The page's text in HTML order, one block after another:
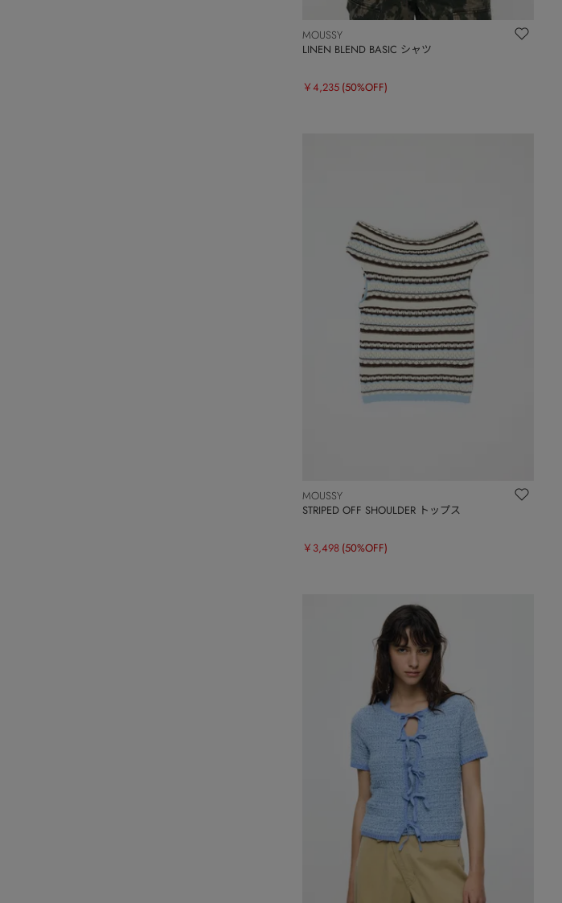
MOUSSY
LINEN BLEND BASIC シャツ
￥4,235 (50%OFF)
MOUSSY
STRIPED OFF SHOULDER トップス
￥3,498 (50%OFF)